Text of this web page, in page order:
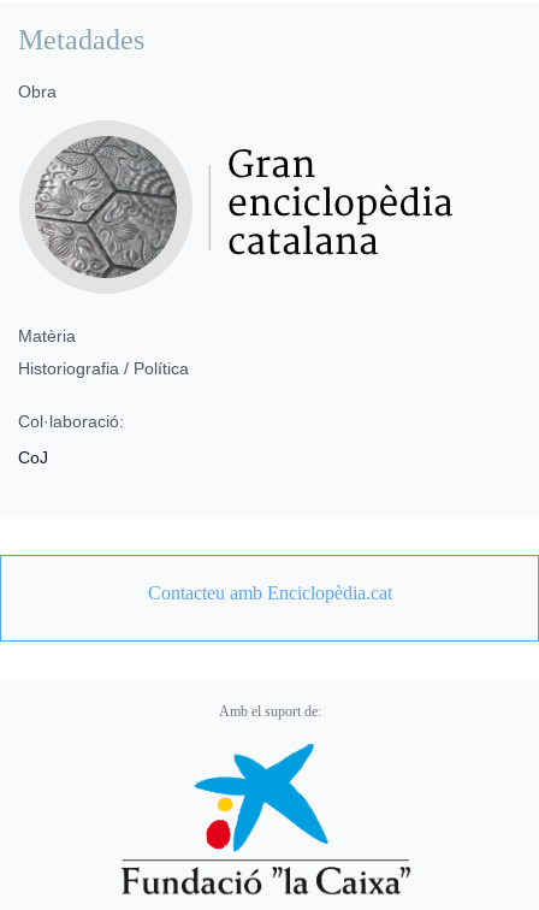
Metadades
Obra
Matèria
Historiografia / Política
Col·laboració:
CoJ
Contacteu amb Enciclopèdia.cat
Amb el suport de: